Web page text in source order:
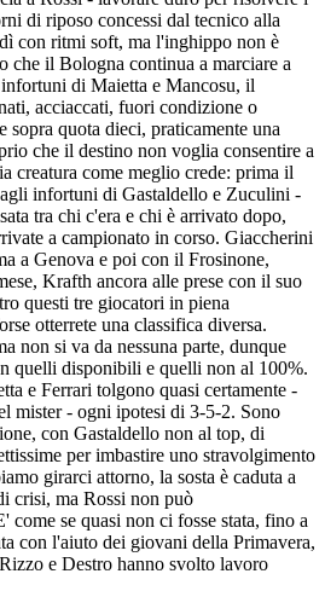
di riposo concessi dal tecnico alla
con ritmi soft, ma l'inghippo non è
che il Bologna continua a marciare a
di Maietta e Mancosu, il
acciaccati, fuori condizione o
sopra quota dieci, praticamente una
che il destino non voglia consentire a
creatura come meglio crede: prima il
infortuni di Gastaldello e Zuculini -
tra chi c'era e chi è arrivato dopo,
a campionato in corso. Giaccherini
a Genova e poi con il Frosinone,
Krafth ancora alle prese con il suo
questi tre giocatori in piena
otterrete una classifica diversa.
non si va da nessuna parte, dunque
quelli disponibili e quelli non al 100%.
e Ferrari tolgono quasi certamente -
mister - ogni ipotesi di 3-5-2. Sono
con Gastaldello non al top, di
per imbastire uno stravolgimento
girarci attorno, la sosta è caduta a
crisi, ma Rossi non può
come se quasi non ci fosse stata, fino a
con l'aiuto dei giovani della Primavera,
e Destro hanno svolto lavoro